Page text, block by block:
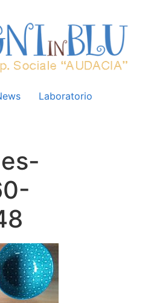
Laboratorio